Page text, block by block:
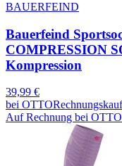
BAUERFEIND
Bauerfeind
COMPRESSION
Kompression
39,99 €
bei OTTORechnungskauf
Auf Rechnung bei OTTO